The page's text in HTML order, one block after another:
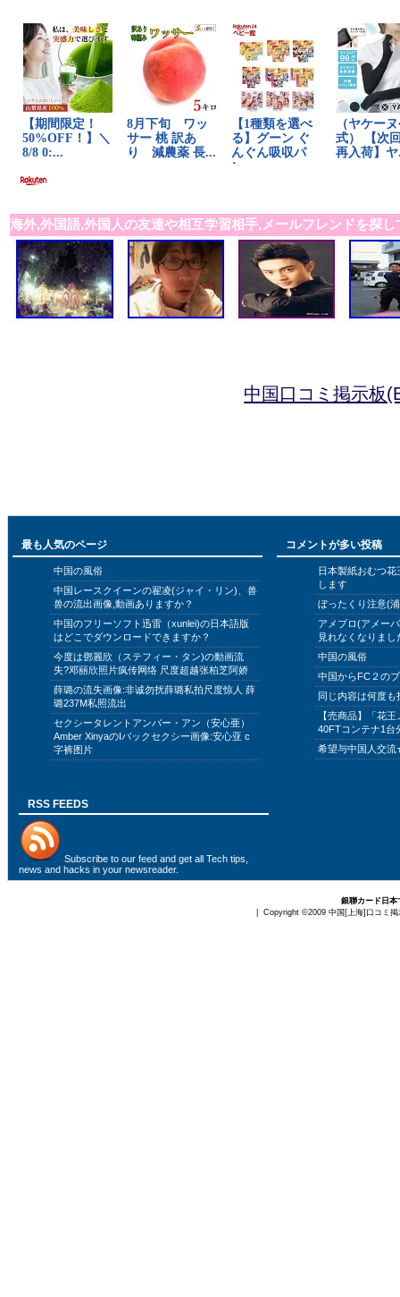
海外,外国語,外国人の友達や相互学習相手,メールフレンドを探し
中国口コミ掲示板
最も人気のページ
中国の風俗
中国レースクイーンの翟凌(ジャイ・リン)、兽
兽の流出画像,動画ありますか？
中国のフリーソフト迅雷（xunlei)の日本語版
はどこでダウンロードできますか？
今度は鄧麗欣（ステフィー・タン)の動画流
失?邓丽欣照片疯传网络 尺度超越张柏芝阿娇
薛璐の流失画像:非诚勿扰薛璐私拍尺度惊人 薛
璐237M私照流出
セクシータレントアンバー・アン（安心亜）
Amber XinyaのIバックセクシー画像:安心亚 c
字裤图片
コメントが多い投稿
日本製紙おむつ
します
ぼったくり注意(
アメブロ(アメー
見れなくなりまし
中国の風俗
中国からFC２の
同じ内容は何度
【売商品】「花
40FTコンテナ1台
希望与中国人交
RSS FEEDS
Subscribe to our feed and get all Tech tips,
news and hacks in your newsreader.
銀聯カード日本
| Copyright ©2009 中国[上海]口コミ掲